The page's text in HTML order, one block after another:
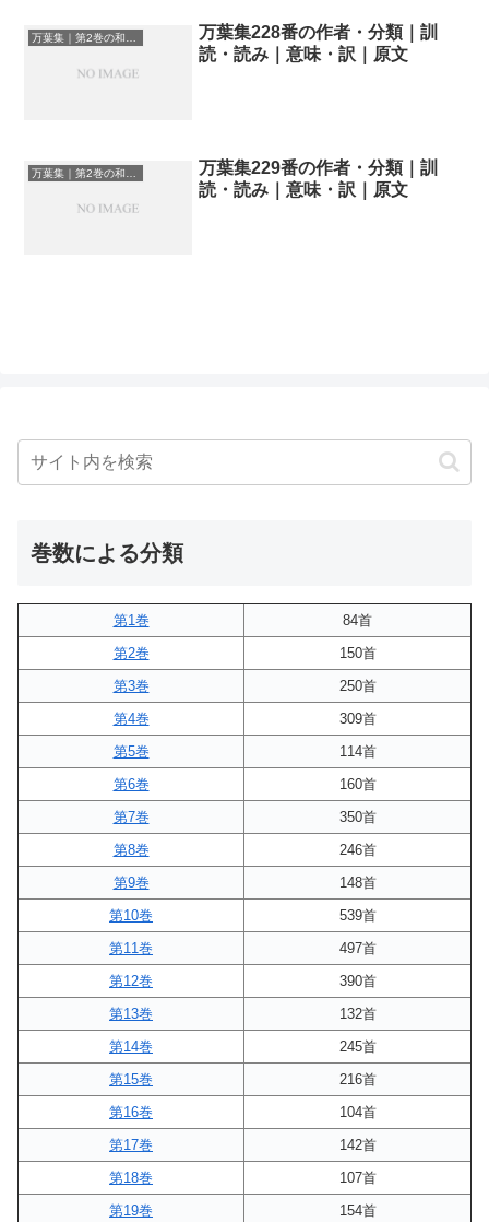
万葉集228番の作者・分類｜訓
読・読み｜意味・訳｜原文
万葉集229番の作者・分類｜訓
読・読み｜意味・訳｜原文
巻数による分類
第1巻
84首
第2巻
150首
第3巻
250首
第4巻
309首
第5巻
114首
第6巻
160首
第7巻
350首
第8巻
246首
第9巻
148首
第10巻
539首
第11巻
497首
第12巻
390首
第13巻
132首
第14巻
245首
第15巻
216首
第16巻
104首
第17巻
142首
第18巻
107首
第19巻
154首